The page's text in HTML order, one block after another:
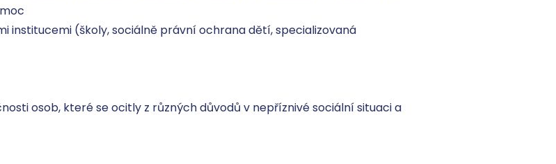
institucemi (školy, sociálně právní ochrana dětí, specializovaná
osob, které se ocitly z různých důvodů v nepříznivé sociální situaci a